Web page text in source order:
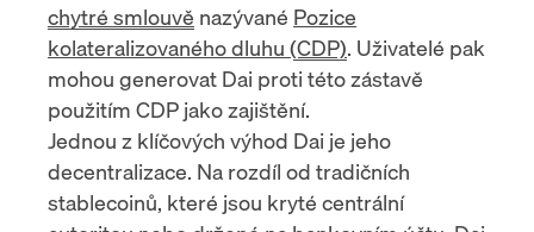
chytré smlouvě nazývané Pozice
kolateralizovaného dluhu (CDP). Uživatelé pak
mohou generovat Dai proti této zástavě
použitím CDP jako zajištění.
Jednou z klíčových výhod Dai je jeho
decentralizace. Na rozdíl od tradičních
stablecoinů, které jsou kryté centrální